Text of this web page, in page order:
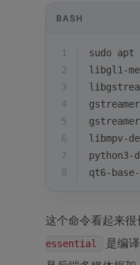
BASH
1
sudo
2
libgl1-
3
4
5
6
libmpv-
7
python3-
8
qt6-
这个命令看起来很
essential 是编